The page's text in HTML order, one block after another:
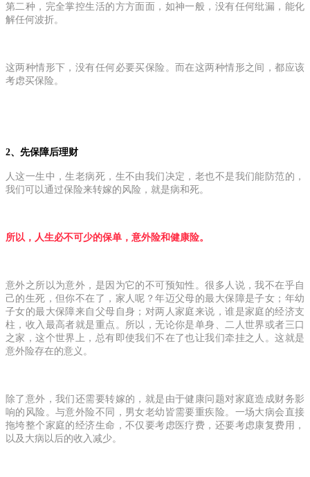
第二种，完全掌控生活的方方面面，如神一般，没有任何纰漏，能化
解任何波折。
这两种情形下，没有任何必要买保险。而在这两种情形之间，都应该
考虑买保险。
2、先保障后理财
人这一生中，生老病死，生不由我们决定，老也不是我们能防范的，
我们可以通过保险来转嫁的风险，就是病和死。
所以，人生必不可少的保单，意外险和健康险。
意外之所以为意外，是因为它的不可预知性。很多人说，我不在乎自
己的生死，但你不在了，家人呢？年迈父母的最大保障是子女；年幼
子女的最大保障来自父母自身；对两人家庭来说，谁是家庭的经济支
柱，收入最高者就是重点。所以，无论你是单身、二人世界或者三口
之家，这个世界上，总有即使我们不在了也让我们牵挂之人。这就是
意外险存在的意义。
除了意外，我们还需要转嫁的，就是由于健康问题对家庭造成财务影
响的风险。与意外险不同，男女老幼皆需要重疾险。一场大病会直接
拖垮整个家庭的经济生命，不仅要考虑医疗费，还要考虑康复费用，
以及大病以后的收入减少。